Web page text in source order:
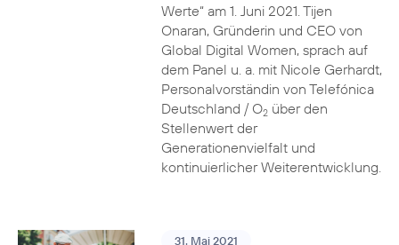
Werte“ am 1. Juni 2021. Tijen
Onaran, Gründerin und CEO von
Global Digital Women, sprach auf
dem Panel u. a. mit Nicole Gerhardt,
Personalvorständin von Telefónica
Deutschland / O2über den
Stellenwert der
Generationenvielfalt und
kontinuierlicher Weiterentwicklung.
31. Mai 2021